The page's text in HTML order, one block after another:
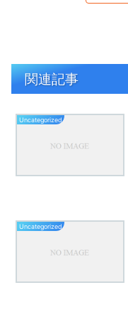
関連記事
Uncategorized
Uncategorized